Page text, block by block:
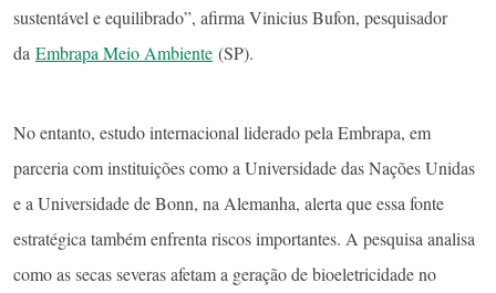
sustentável e equilibrado”, afirma Vinicius Bufon, pesquisador
da Embrapa Meio Ambiente (SP).
No entanto, estudo internacional liderado pela Embrapa, em
parceria com instituições como a Universidade das Nações Unidas
e a Universidade de Bonn, na Alemanha, alerta que essa fonte
estratégica também enfrenta riscos importantes. A pesquisa analisa
como as secas severas afetam a geração de bioeletricidade no